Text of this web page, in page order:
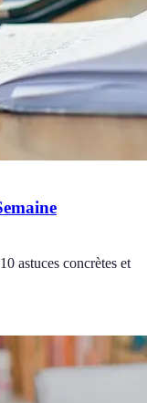
astuces concrètes et